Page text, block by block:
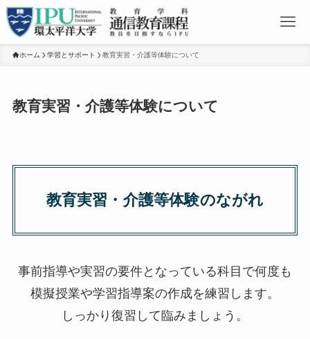
ホーム 学習とサポート 教育実習・介護等体験について
教育実習・介護等体験について
教育実習・介護等体験のながれ
事前指導や実習の要件となっている科目で何度も
模擬授業や学習指導案の作成を練習します。
しっかり復習して臨みましょう。